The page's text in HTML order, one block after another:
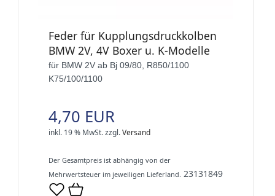
Feder für Kupplungsdruckkolben
BMW 2V, 4V Boxer u. K-Modelle
für BMW 2V ab Bj 09/80, R850/1100
K75/100/1100
4,70 EUR
inkl. 19 % MwSt.zzgl.Versand
Der Gesamtpreis ist abhängig von der
Mehrwertsteuer im jeweiligen Lieferland. 23131849